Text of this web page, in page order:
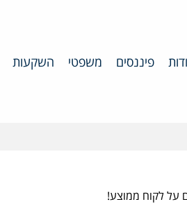
פיננסים משפטי השקעות
על לקוח ממוצע!